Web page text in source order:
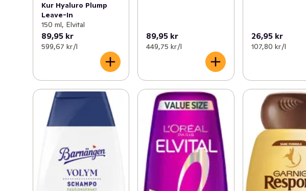
Kur Hyaluro Plump
Leave-In
150 ml, Elvital
89,95 kr
599,67 kr /l
89,95 kr
449,75 kr /l
26,95 kr
107,80 kr /l